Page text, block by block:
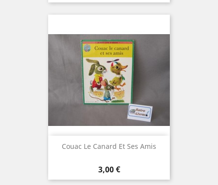
Couac Le Canard Et Ses Amis
Prix
3,00 €